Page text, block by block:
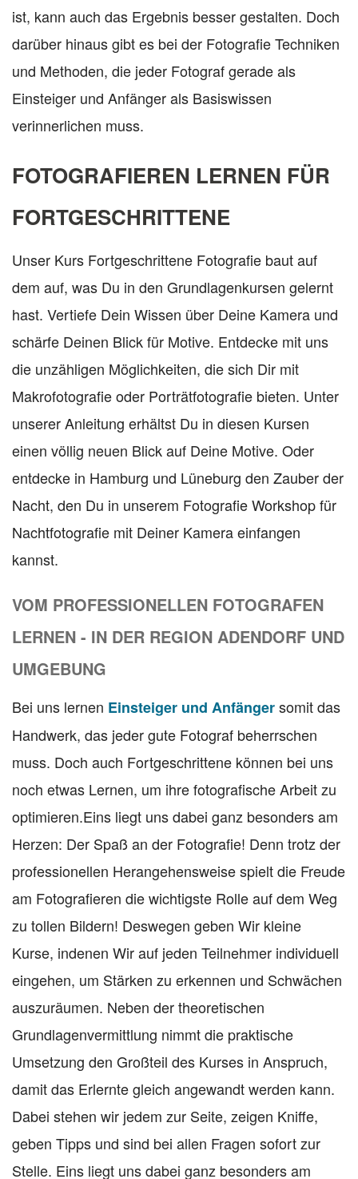
ist, kann auch das Ergebnis besser gestalten. Doch
darüber hinaus gibt es bei der Fotografie Techniken
und Methoden, die jeder Fotograf gerade als
Einsteiger und Anfänger als Basiswissen
verinnerlichen muss.
FOTOGRAFIEREN LERNEN FÜR
FORTGESCHRITTENE
Unser Kurs Fortgeschrittene Fotografie baut auf
dem auf, was Du in den Grundlagenkursen gelernt
hast. Vertiefe Dein Wissen über Deine Kamera und
schärfe Deinen Blick für Motive. Entdecke mit uns
die unzähligen Möglichkeiten, die sich Dir mit
Makrofotografie oder Porträtfotografie bieten. Unter
unserer Anleitung erhältst Du in diesen Kursen
einen völlig neuen Blick auf Deine Motive. Oder
entdecke in Hamburg und Lüneburg den Zauber der
Nacht, den Du in unserem Fotografie Workshop für
Nachtfotografie mit Deiner Kamera einfangen
kannst.
VOM PROFESSIONELLEN FOTOGRAFEN
LERNEN - IN DER REGION ADENDORF UND
UMGEBUNG
Bei uns lernen Einsteiger und Anfängersomit das
Handwerk, das jeder gute Fotograf beherrschen
muss. Doch auch Fortgeschrittene können bei uns
noch etwas Lernen, um ihre fotografische Arbeit zu
optimieren.Eins liegt uns dabei ganz besonders am
Herzen: Der Spaß an der Fotografie! Denn trotz der
professionellen Herangehensweise spielt die Freude
am Fotografieren die wichtigste Rolle auf dem Weg
zu tollen Bildern! Deswegen geben Wir kleine
Kurse, indenen Wir auf jeden Teilnehmer individuell
eingehen, um Stärken zu erkennen und Schwächen
auszuräumen. Neben der theoretischen
Grundlagenvermittlung nimmt die praktische
Umsetzung den Großteil des Kurses in Anspruch,
damit das Erlernte gleich angewandt werden kann.
Dabei stehen wir jedem zur Seite, zeigen Kniffe,
geben Tipps und sind bei allen Fragen sofort zur
Stelle. Eins liegt uns dabei ganz besonders am